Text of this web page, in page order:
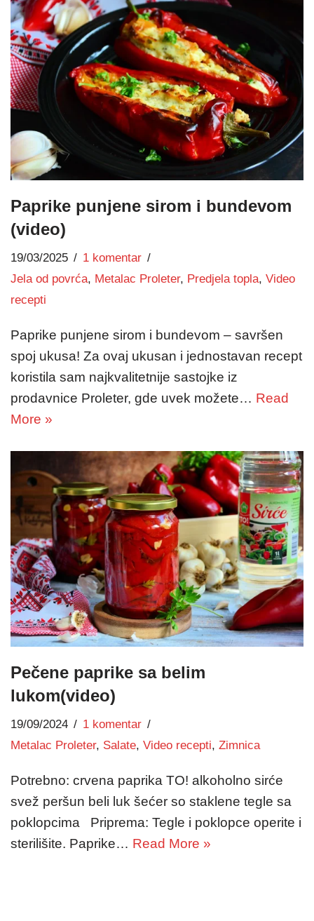
Paprike punjene sirom i bundevom
(video)
19/03/2025
1 komentar
Jela od povrća, Metalac Proleter, Predjela topla, Video
recepti
Paprike punjene sirom i bundevom – savršen
spoj ukusa! Za ovaj ukusan i jednostavan recept
koristila sam najkvalitetnije sastojke iz
prodavnice Proleter, gde uvek možete… Read
More »
Pečene paprike sa belim
lukom(video)
19/09/2024
1 komentar
Metalac Proleter, Salate, Video recepti, Zimnica
Potrebno: crvena paprika TO! alkoholno sirće
svež peršun beli luk šećer so staklene tegle sa
poklopcima Priprema: Tegle i poklopce operite i
sterilišite. Paprike… Read More »